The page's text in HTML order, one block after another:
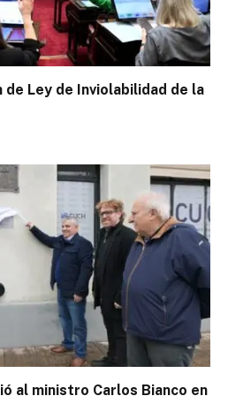
de Ley de Inviolabilidad de la
al ministro Carlos Bianco en